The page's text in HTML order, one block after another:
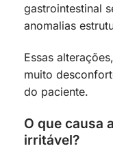
gastrointestinal
anomalias
Essas
muito
do paciente.
O que causa
irritável?